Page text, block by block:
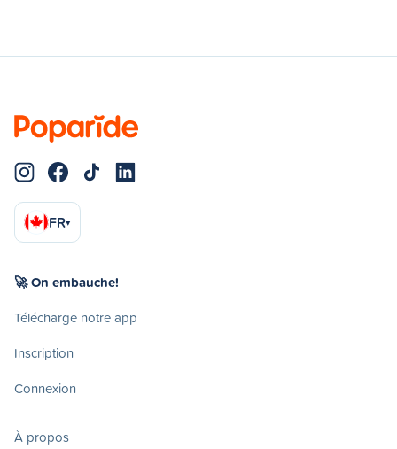
FR▾
🚀 On embauche!
Télécharge notre app
Inscription
Connexion
À propos